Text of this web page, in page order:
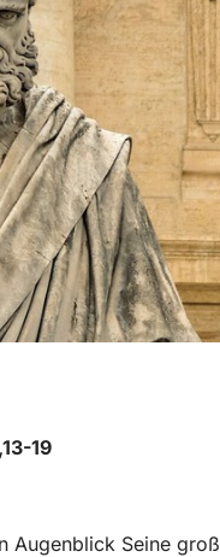
19
Augenblick Seine